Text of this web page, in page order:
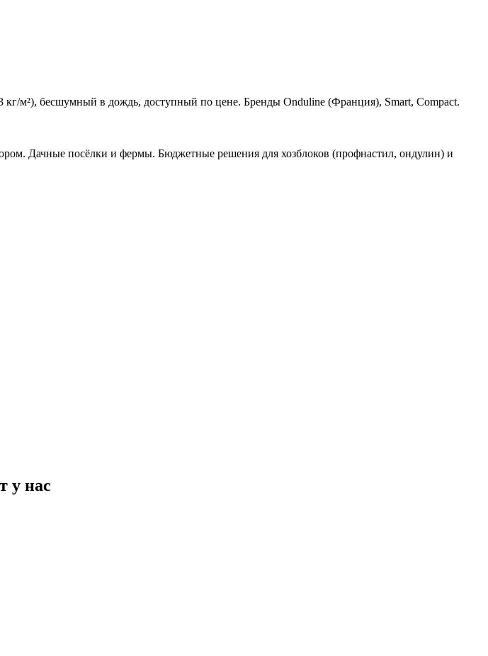
м²), бесшумный в дождь, доступный по цене. Бренды Onduline (Франция), Smart, Compact.
Дачные посёлки и фермы. Бюджетные решения для хозблоков (профнастил, ондулин) и
у нас